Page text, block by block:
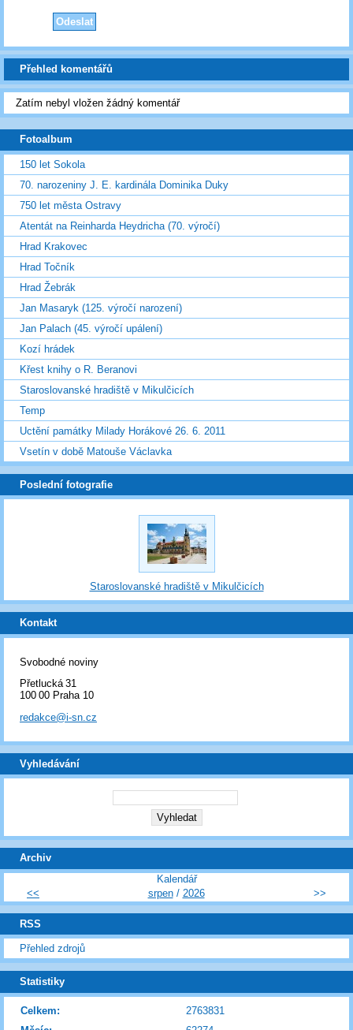
Přehled komentářů
Zatím nebyl vložen žádný komentář
Fotoalbum
150 let Sokola
70. narozeniny J. E. kardinála Dominika Duky
750 let města Ostravy
Atentát na Reinharda Heydricha (70. výročí)
Hrad Krakovec
Hrad Točník
Hrad Žebrák
Jan Masaryk (125. výročí narození)
Jan Palach (45. výročí upálení)
Kozí hrádek
Křest knihy o R. Beranovi
Staroslovanské hradiště v Mikulčicích
Temp
Uctění památky Milady Horákové 26. 6. 2011
Vsetín v době Matouše Václavka
Poslední fotografie
Staroslovanské hradiště v Mikulčicích
Kontakt
Svobodné noviny
Přetlucká 31
100 00 Praha 10
redakce@i-sn.cz
Vyhledávání
Archiv
Kalendář
<<
srpen/ 2026 >>
RSS
Přehled zdrojů
Statistiky
Celkem:
2763831